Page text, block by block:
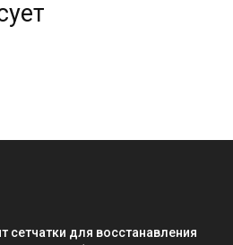
сетчатки для восстанавления